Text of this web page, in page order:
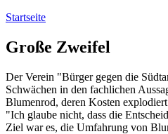
Startseite
Große Zweifel
Der Verein "Bürger gegen die
Schwächen in den fachlichen
Blumenrod, deren Kosten
"Ich glaube nicht, dass die
Ziel war es, die Umfahrung von